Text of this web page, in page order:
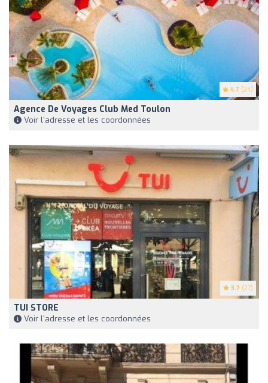
4.7 (24)
Agence De Voyages Club Med Toulon
Voir l'adresse et les coordonnées
3.7 (27)
TUI STORE
Voir l'adresse et les coordonnées